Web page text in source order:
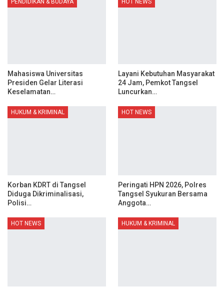
Mahasiswa Universitas
Presiden Gelar Literasi
Keselamatan…
Layani Kebutuhan Masyarakat
24 Jam, Pemkot Tangsel
Luncurkan…
HUKUM & KRIMINAL
Korban KDRT di Tangsel
Diduga Dikriminalisasi,
Polisi…
HOT NEWS
Peringati HPN 2026, Polres
Tangsel Syukuran Bersama
Anggota…
HOT NEWS HUKUM & KRIMINAL